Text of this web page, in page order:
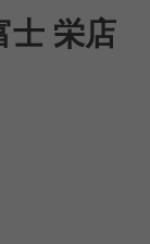
士 栄店